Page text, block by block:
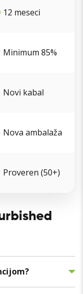
12 meseci
Minimum 85%
Novi kabal
Nova ambalaža
Proveren (50+)